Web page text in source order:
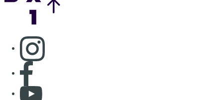
Consulter page Instagram
Consulter page Facebook
Consulter Youtube